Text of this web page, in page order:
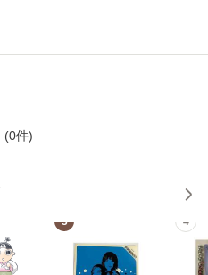
(0件)
3 4